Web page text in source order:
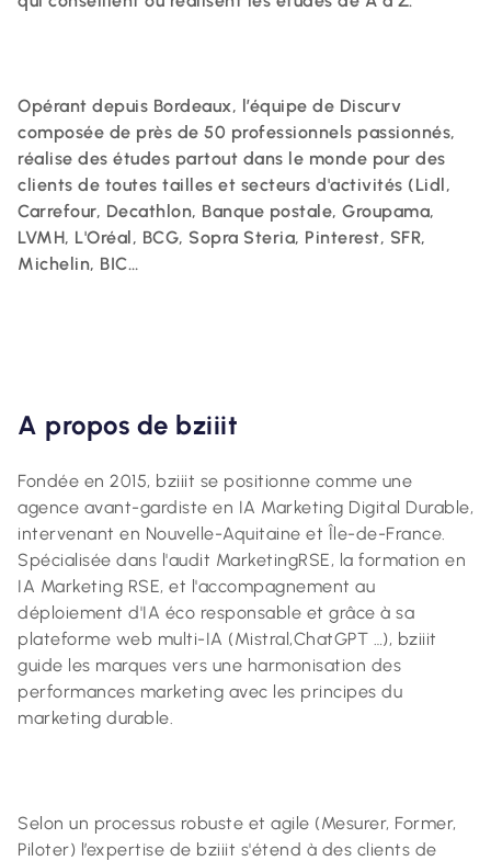
Opérant depuis Bordeaux, l’équipe de Discurv
composée de près de 50 professionnels passionnés,
réalise des études partout dans le monde pour des
clients de toutes tailles et secteurs d'activités (Lidl,
Carrefour, Decathlon, Banque postale, Groupama,
LVMH, L'Oréal, BCG, Sopra Steria, Pinterest, SFR,
Michelin, BIC…
A propos de bziiit
Fondée en 2015, bziiit se positionne comme une
agence avant-gardiste en IA Marketing Digital Durable,
intervenant en Nouvelle-Aquitaine et Île-de-France.
Spécialisée dans l'audit MarketingRSE, la formation en
IA Marketing RSE, et l'accompagnement au
déploiement d'IA éco responsable et grâce à sa
plateforme web multi-IA (Mistral,ChatGPT …), bziiit
guide les marques vers une harmonisation des
performances marketing avec les principes du
marketing durable.
Selon un processus robuste et agile (Mesurer, Former,
Piloter) l’expertise de bziiit s'étend à des clients de